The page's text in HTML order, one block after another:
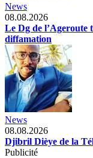
News
08.08.2026
Le Dg de l’Ageroute
diffamation
News
08.08.2026
Djibril Dièye de la
Publicité